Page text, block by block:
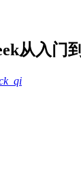
从入门